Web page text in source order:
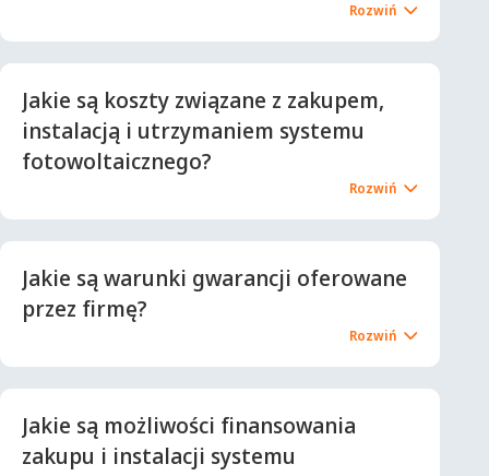
Jakie są koszty związane z zakupem,
instalacją i utrzymaniem systemu
fotowoltaicznego?
Jakie są warunki gwarancji oferowane
przez firmę?
Jakie są możliwości finansowania
zakupu i instalacji systemu